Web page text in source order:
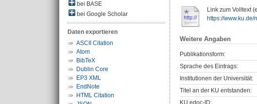
bei BASE
bei Google Scholar
Daten exportieren
ASCII Citation
Atom
BibTeX
Dublin Core
EP3 XML
EndNote
HTML Citation
Link zum Volltext
https://
Weitere Angaben
Publikationsform:
Sprache des Eintrags:
Institutionen der Universität:
Titel an der KU entstanden: